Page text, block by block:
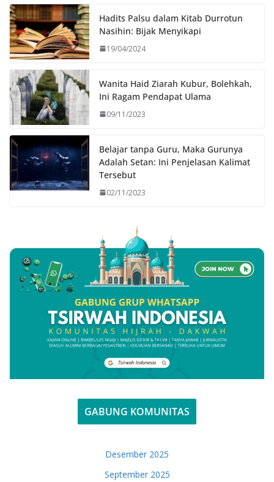
Hadits Palsu dalam Kitab Durrotun
Nasihin: Bijak Menyikapi
19/04/2024
Wanita Haid Ziarah Kubur, Bolehkah,
Ini Ragam Pendapat Ulama
09/11/2023
Belajar tanpa Guru, Maka Gurunya
Adalah Setan: Ini Penjelasan Kalimat
Tersebut
02/11/2023
GABUNG KOMUNITAS
Desember 2025
September 2025